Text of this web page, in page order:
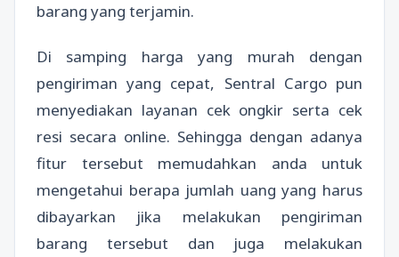
barang yang terjamin.
Di samping harga yang murah dengan
pengiriman yang cepat, Sentral Cargo pun
menyediakan layanan cek ongkir serta cek
resi secara online. Sehingga dengan adanya
fitur tersebut memudahkan anda untuk
mengetahui berapa jumlah uang yang harus
dibayarkan jika melakukan pengiriman
barang tersebut dan juga melakukan